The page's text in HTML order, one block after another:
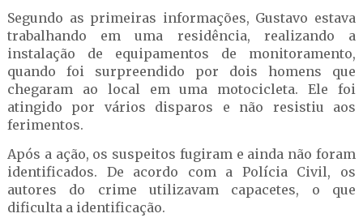
Segundo as primeiras informações, Gustavo estava
trabalhando em uma residência, realizando a
instalação de equipamentos de monitoramento,
quando foi surpreendido por dois homens que
chegaram ao local em uma motocicleta. Ele foi
atingido por vários disparos e não resistiu aos
ferimentos.
Após a ação, os suspeitos fugiram e ainda não foram
identificados. De acordo com a Polícia Civil, os
autores do crime utilizavam capacetes, o que
dificulta a identificação.